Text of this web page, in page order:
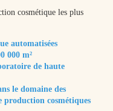
cosmétique les plus
automatisées
000 m²
de haute
le domaine des
production cosmétiques